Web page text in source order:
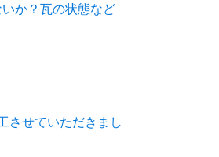
か？瓦の状態など
させていただきまし